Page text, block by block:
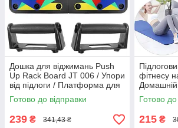
Дошка для віджимань Push
Up Rack Board JT 006 / Упори
від підлоги / Платформа для
віджимань
Готово до відправки
239 ₴ 341,43 ₴
фітнесу
Готово до
215 ₴